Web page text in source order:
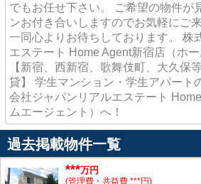
でもお任せ下さい。 ご希望の物件が
ンお付き合いしますのでお気軽にご
一同心よりお待ちしております。 株
エステート Home Agent新宿店（ホー
【新宿、西新宿、歌舞伎町、大久保
貸】 学生マンション・学生アパート
会社ジャパンリアルエステート
ムエージェント）へ！
過去掲載物件一覧
***万円
(管理費・共益費 ***円)